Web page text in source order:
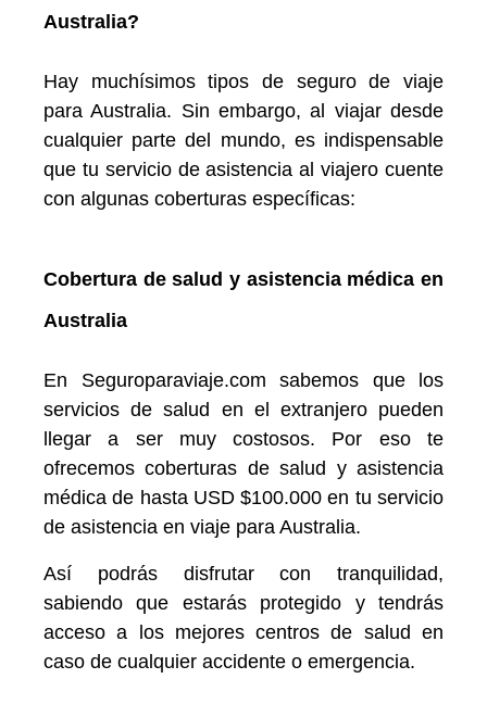
Australia?
Hay muchísimos tipos de seguro de viaje
para Australia. Sin embargo, al viajar desde
cualquier parte del mundo, es indispensable
que tu servicio de asistencia al viajero cuente
con algunas coberturas específicas:
Cobertura de salud y asistencia médica en
Australia
En Seguroparaviaje.com sabemos que los
servicios de salud en el extranjero pueden
llegar a ser muy costosos. Por eso te
ofrecemos coberturas de salud y asistencia
médica de hasta USD $100.000 en tu servicio
de asistencia en viaje para Australia.
Así podrás disfrutar con tranquilidad,
sabiendo que estarás protegido y tendrás
acceso a los mejores centros de salud en
caso de cualquier accidente o emergencia.